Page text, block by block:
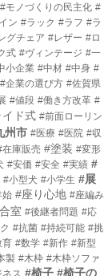
#モノづくりの民主化 #
ン #ラック #ラフ #ラ
グチェア #レザー #ロ
式 #ヴィンテージ #一
小企業 #中材 #中身 #
#企業の選び方 #佐賀県
#値段 #働き方改革 #
ド式 #前面ローリン
州市 #医療 #医院 #収
在庫販売 #塗装 #変形
#安価 #安全 #実績 #
#小型犬 #小学生 #展
始 #座り心地 #座編み
室 #後継者問題 #応
#抗菌 #持続可能 #挑
育 #数学 #新作 #新型
製 #木枠 #木枠ソファ
ス #椅子 #椅子の